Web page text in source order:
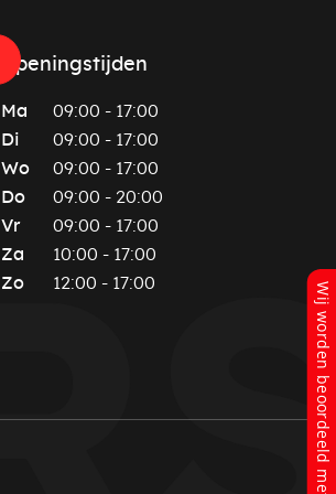
Openingstijden
Ma
09:00 - 17:00
Di
09:00 - 17:00
Wo
09:00 - 17:00
Do
09:00 - 20:00
Vr
09:00 - 17:00
Za
10:00 - 17:00
Zo
12:00 - 17:00